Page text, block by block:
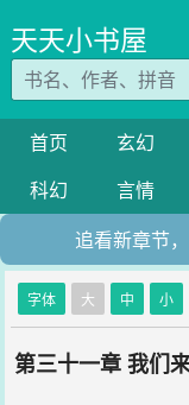
天天小书屋
首页 玄幻
科幻
言情
追看新章节
字体 大 中 小
第三十一章 我们